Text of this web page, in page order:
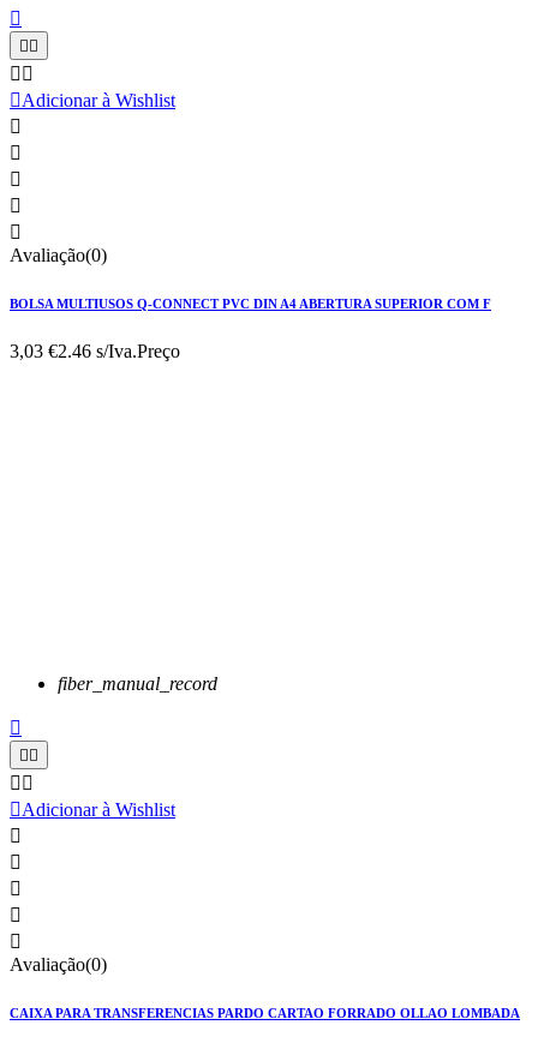

 
 
Adicionar à Wishlist





Avaliação(0)
BOLSA MULTIUSOS Q-CONNECT PVC DIN A4 ABERTURA SUPERIOR COM F
3,03 €2.46 s/Iva.Preço
fiber_manual_record

 
 
Adicionar à Wishlist





Avaliação(0)
CAIXA PARA TRANSFERENCIAS PARDO CARTAO FORRADO OLLAO LOMBADA